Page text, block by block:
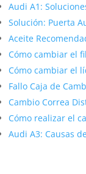
Audi A1:
Solución: Puerta
Aceite
Cómo cambiar el
Cómo cambiar el
Fallo Caja de
Cambio Correa
Cómo realizar el
Audi A3: Causas